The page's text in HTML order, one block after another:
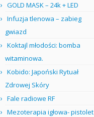
GOLD MASK – 24k + LED
Infuzja tlenowa – zabieg
gwiazd
Koktajl młodości: bomba
witaminowa.
Kobido: Japoński Rytuał
Zdrowej Skóry
Fale radiowe RF
Mezoterapia igłowa- pistolet